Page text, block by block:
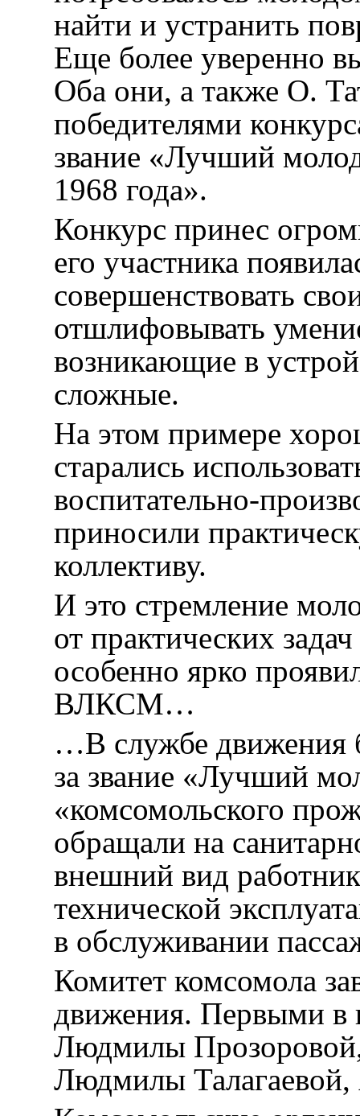
найти и устранить
Еще более уверенно
Оба они, а также О.
победителями
звание «Лучший
1968 года».
Конкурс принес
его участника
совершенствовать
отшлифовывать
возникающие в
сложные.
На этом примере
старались
воспитательно-
приносили
коллективу.
И это стремление
от практических
особенно ярко
ВЛКСМ…
…В службе движения
за звание «Лучший
«комсомольского
обращали на
внешний вид
технической
в обслуживании
Комитет комсомола
движения. Первыми в
Людмилы
Людмилы